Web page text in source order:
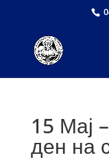
15 Мај
ден на